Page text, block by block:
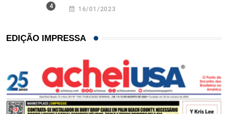
16/01/2023
EDIÇÃO IMPRESSA